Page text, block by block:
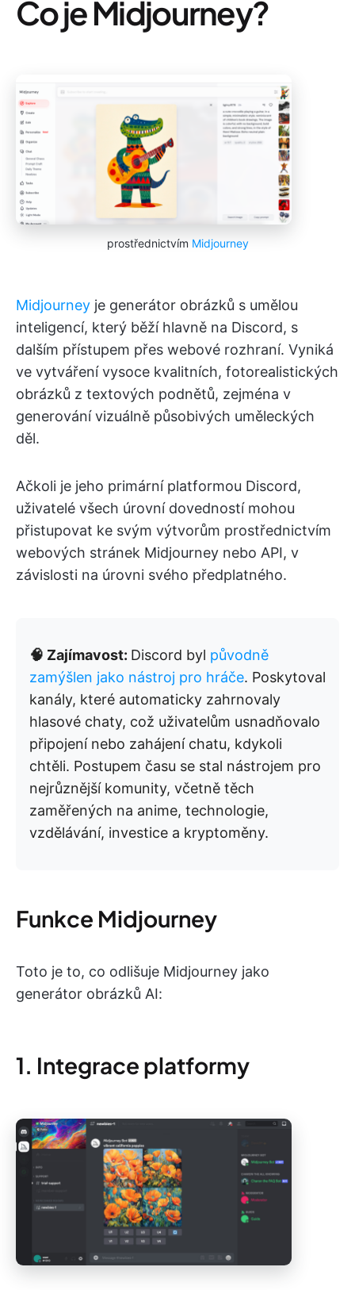
Co je Midjourney?
prostřednictvím Midjourney
Midjourney je generátor obrázků s umělou
inteligencí, který běží hlavně na Discord, s
dalším přístupem přes webové rozhraní. Vyniká
ve vytváření vysoce kvalitních, fotorealistických
obrázků z textových podnětů, zejména v
generování vizuálně působivých uměleckých
děl.
Ačkoli je jeho primární platformou Discord,
uživatelé všech úrovní dovedností mohou
přistupovat ke svým výtvorům prostřednictvím
webových stránek Midjourney nebo API, v
závislosti na úrovni svého předplatného.
🧠 Zajímavost: Discord byl původně
zamýšlen jako nástroj pro hráče. Poskytoval
kanály, které automaticky zahrnovaly
hlasové chaty, což uživatelům usnadňovalo
připojení nebo zahájení chatu, kdykoli
chtěli. Postupem času se stal nástrojem pro
nejrůznější komunity, včetně těch
zaměřených na anime, technologie,
vzdělávání, investice a kryptoměny.
Funkce Midjourney
Toto je to, co odlišuje Midjourney jako
generátor obrázků AI:
1. Integrace platformy